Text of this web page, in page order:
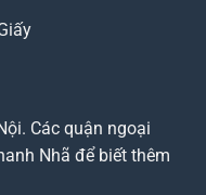
Các quận ngoại
Nhã để biết thêm